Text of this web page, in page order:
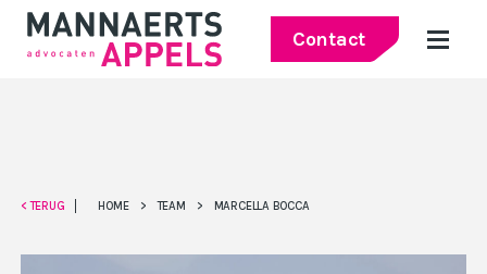
Contact
< TERUG HOME > TEAM > MARCELLA BOCCA